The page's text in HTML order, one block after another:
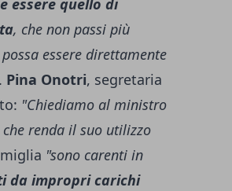
essere quello di
, che non passi più
essere direttamente
Pina Onotri, segretaria
"Chiediamo al ministro
renda il suo utilizzo
"sono carenti in
da impropri carichi